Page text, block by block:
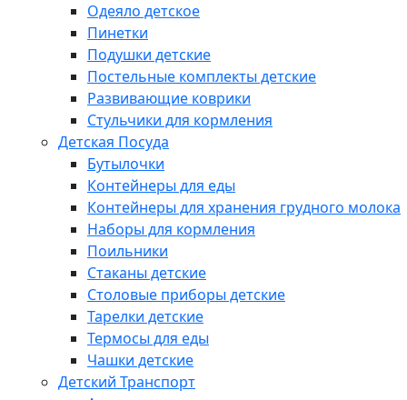
Одеяло детское
Пинетки
Подушки детские
Постельные комплекты детские
Развивающие коврики
Стульчики для кормления
Детская Посуда
Бутылочки
Контейнеры для еды
Контейнеры для хранения грудного молока
Наборы для кормления
Поильники
Стаканы детские
Столовые приборы детские
Тарелки детские
Термосы для еды
Чашки детские
Детский Транспорт